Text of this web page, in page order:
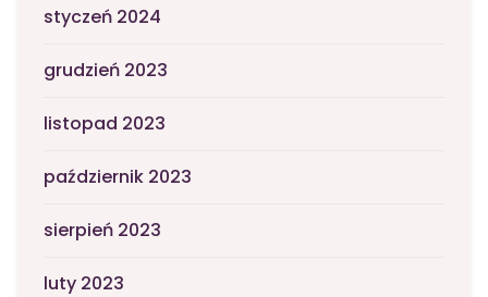
styczeń 2024
grudzień 2023
listopad 2023
październik 2023
sierpień 2023
luty 2023